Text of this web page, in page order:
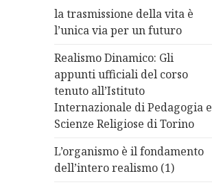
la trasmissione della vita è
l’unica via per un futuro
Realismo Dinamico: Gli
appunti ufficiali del corso
tenuto all’Istituto
Internazionale di Pedagogia e
Scienze Religiose di Torino
L’organismo è il fondamento
dell’intero realismo (1)